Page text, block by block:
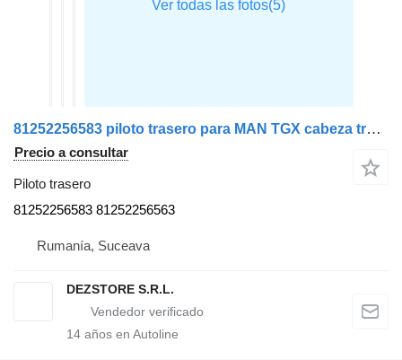
81252256583 piloto trasero para MAN TGX cabeza tractora
Precio a consultar
Piloto trasero
81252256583 81252256563
Rumanía, Suceava
DEZSTORE S.R.L.
14 años en Autoline